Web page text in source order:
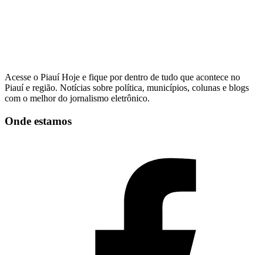
Acesse o Piauí Hoje e fique por dentro de tudo que acontece no
Piauí e região. Notícias sobre política, municípios, colunas e blogs
com o melhor do jornalismo eletrônico.
Onde estamos